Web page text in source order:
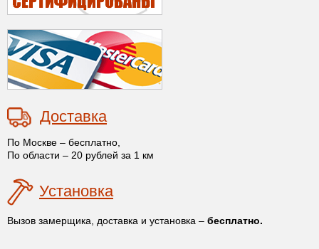
Доставка
По Москве – бесплатно,
По области – 20 рублей за 1 км
Установка
Вызов замерщика, доставка и установка – бесплатно.